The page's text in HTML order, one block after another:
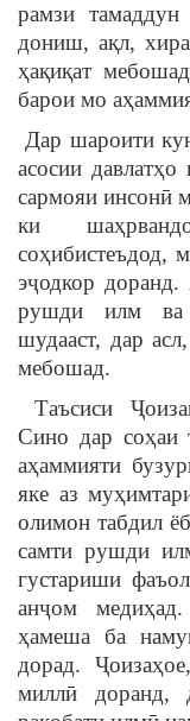
рамзи
дониш, ақл,
ҳақиқат
барои мо
Дар шароити
асосии
сармояи инсонӣ
ки
соҳибистеъдод,
эҷодкор
рушди илм ва
шудааст, дар
мебошад.
Таъсиси
Сино дар соҳаи
аҳаммияти
яке аз
олимон табдил
самти рушди
густариши
анҷом
ҳамеша ба
дорад.
миллӣ доранд,